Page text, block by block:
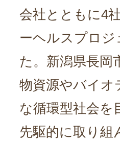
会社とともに4
ーヘルスプロ
た。新潟県長岡
物資源やバイオ
な循環型社会を
先駆的に取り組